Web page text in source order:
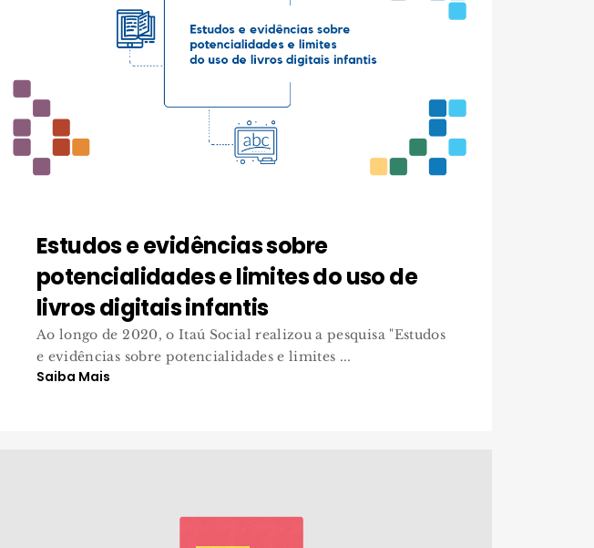
Estudos e evidências sobre
potencialidades e limites do uso de
livros digitais infantis
Ao longo de 2020, o Itaú Social realizou a pesquisa "Estudos
e evidências sobre potencialidades e limites ...
Saiba Mais